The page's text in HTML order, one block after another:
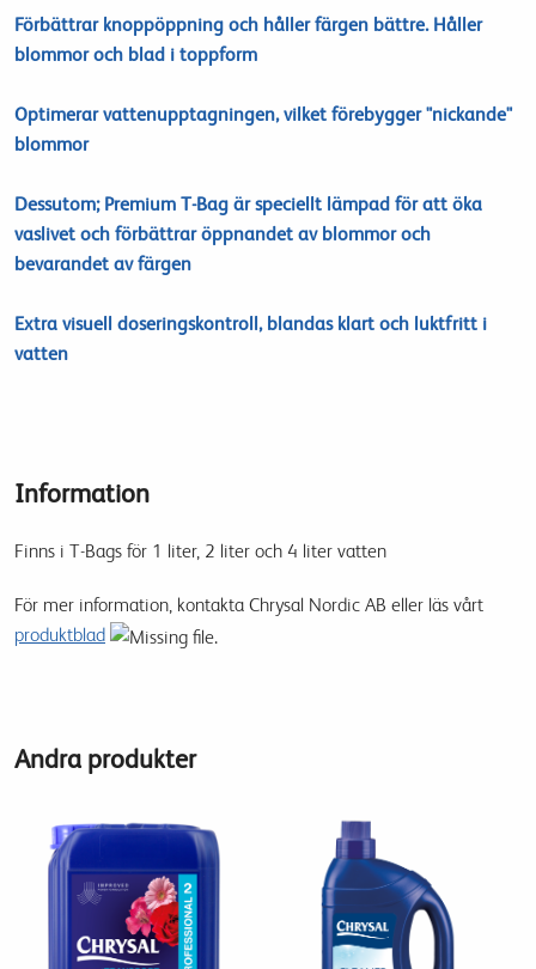
Förbättrar knoppöppning och håller färgen bättre. Håller
blommor och blad i toppform
Optimerar vattenupptagningen, vilket förebygger "nickande"
blommor
Dessutom; Premium T-Bag är speciellt lämpad för att öka
vaslivet och förbättrar öppnandet av blommor och
bevarandet av färgen
Extra visuell doseringskontroll, blandas klart och luktfritt i
vatten
Information
Finns i T-Bags för 1 liter, 2 liter och 4 liter vatten
För mer information, kontakta Chrysal Nordic AB eller läs vårt
produktblad
Andra produkter